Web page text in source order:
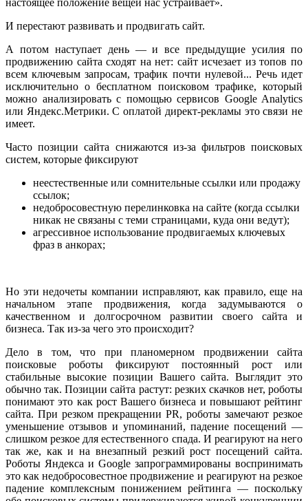
настоящее положение вещей нас устраивает».
И перестают развивать и продвигать сайт.
А потом наступает день — и все предыдущие усилия по
продвижению сайта сходят на нет: сайт исчезает из топов по
всем ключевым запросам, трафик почти нулевой... Речь идет
исключительно о бесплатном поисковом трафике, который
можно анализировать с помощью сервисов Google Analytics
или Яндекс.Метрики. С оплатой директ-рекламы это связи не
имеет.
Часто позиции сайта снижаются из-за фильтров поисковых
систем, которые фиксируют
неестественные или сомнительные ссылки или продажу
ссылок;
недобросовестную перелинковка на сайте (когда ссылки
никак не связаны с теми страницами, куда они ведут);
агрессивное использование продвигаемых ключевых
фраз в анкорах;
Но эти недочеты компании исправляют, как правило, еще на
начальном этапе продвижения, когда задумываются о
качественном и долгосрочном развитии своего сайта и
бизнеса. Так из-за чего это происходит?
Дело в том, что при планомерном продвижении сайта
поисковые роботы фиксируют постоянный рост или
стабильные высокие позиции Вашего сайта. Выглядит это
обычно так. Позиции сайта растут: резких скачков нет, роботы
понимают это как рост Вашего бизнеса и повышают рейтинг
сайта. При резком прекращении PR, роботы замечают резкое
уменьшение отзывов и упоминаний, падение посещений —
слишком резкое для естественного спада. И реагируют на него
так же, как и на внезапный резкий рост посещений сайта.
Роботы Яндекса и Google запрограммированы воспринимать
это как недобросовестное продвижение и реагируют на резкое
падение комплексным понижением рейтинга — поскольку